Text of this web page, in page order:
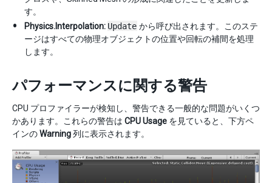
す。
Physics.Interpolation: Update から呼び出されます。このステ
ージはすべての物理オブジェクトの位置や回転の補間を処理
します。
パフォーマンスに関する警告
CPU プロファイラーが検知し、警告できる一般的な問題がいくつ
かあります。これらの警告は CPU Usage を見ていると、下方ペ
インのWarning列に表示されます。